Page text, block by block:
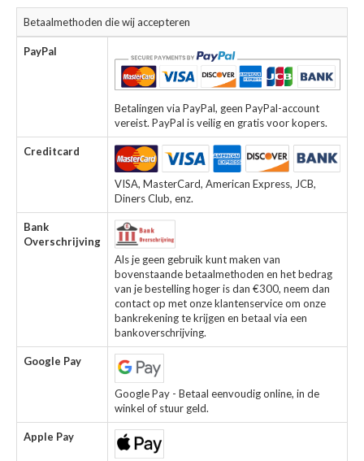
Betaalmethoden die wij accepteren
PayPal
Betalingen via PayPal, geen PayPal-account
vereist. PayPal is veilig en gratis voor kopers.
Creditcard
VISA, MasterCard, American Express, JCB,
Diners Club, enz.
Bank
Overschrijving
Als je geen gebruik kunt maken van
bovenstaande betaalmethoden en het bedrag
van je bestelling hoger is dan €300, neem dan
contact op met onze klantenservice om onze
bankrekening te krijgen en betaal via een
bankoverschrijving.
Google Pay
Google Pay - Betaal eenvoudig online, in de
winkel of stuur geld.
Apple Pay